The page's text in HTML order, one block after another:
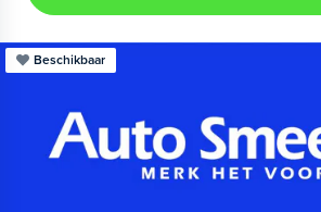
Beschikbaar